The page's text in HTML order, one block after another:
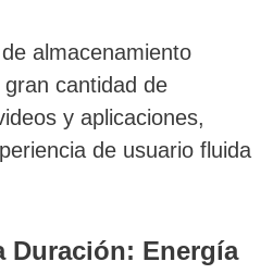
almacenamiento
cantidad de
y aplicaciones,
de usuario fluida
Duración: Energía